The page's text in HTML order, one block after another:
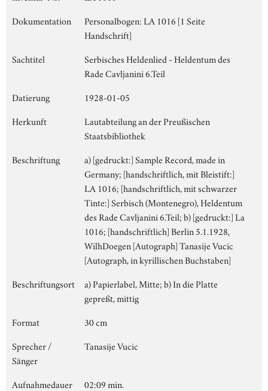
Dokumentation
Personalbogen: LA 1016 [1 Seite
Handschrift]
Sachtitel
Serbisches Heldenlied - Heldentum des
Rade Cavljanini 6.Teil
Datierung
1928-01-05
Herkunft
Lautabteilung an der Preußischen
Staatsbibliothek
Beschriftung
a) [gedruckt:] Sample Record, made in
Germany; [handschriftlich, mit Bleistift:]
LA 1016; [handschriftlich, mit schwarzer
Tinte:] Serbisch (Montenegro), Heldentum
des Rade Cavljanini 6.Teil; b) [gedruckt:] La
1016; [handschriftlich] Berlin 5.1.1928,
WilhDoegen [Autograph] Tanasije Vucic
[Autograph, in kyrillischen Buchstaben]
Beschriftungsort
a) Papierlabel, Mitte; b) In die Platte
gepreßt, mittig
Format
30 cm
Sprecher /
Sänger
Tanasije Vucic
Aufnahmedauer
02:09 min.